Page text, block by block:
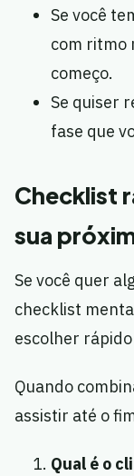
Se você
com ritmo
começo.
Se quiser
fase que
Checklist
sua
Se você quer
checklist
escolher
Quando
assistir até o
Qual é o